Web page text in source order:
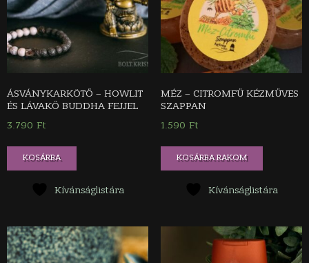
ÁSVÁNYKARKÖTŐ – HOWLIT
ÉS LÁVAKŐ BUDDHA FEJJEL
3.790 Ft
KOSÁRBA
Ennek
több
van.
A
változatok
Kívánságlistára
MÉZ – CITROMFŰ KÉZMŰVES
SZAPPAN
1.590 Ft
KOSÁRBA RAKOM
Kívánságlistára